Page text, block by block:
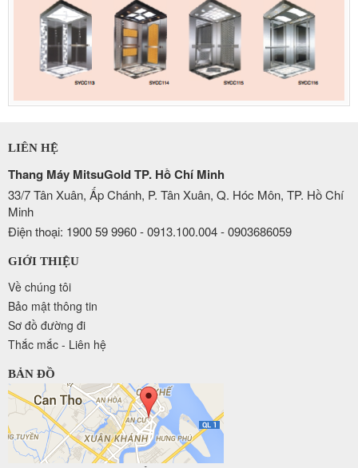
LIÊN HỆ
Thang Máy MitsuGold TP. Hồ Chí Minh
33/7 Tân Xuân, Ấp Chánh, P. Tân Xuân, Q. Hóc Môn, TP. Hồ Chí
Minh
Điện thoại: 1900 59 9960 - 0913.100.004 - 0903686059
GIỚI THIỆU
Về chúng tôi
Bảo mật thông tin
Sơ đồ đường đi
Thắc mắc - Liên hệ
BẢN ĐỒ